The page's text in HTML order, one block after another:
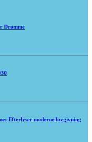
Drømme
Efterlyser moderne lovgivning